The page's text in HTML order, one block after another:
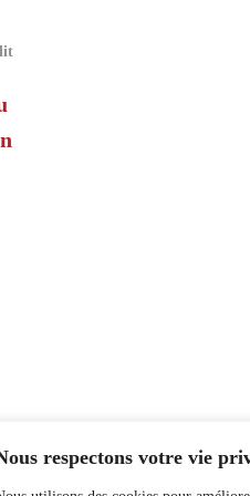
respectons votre vie